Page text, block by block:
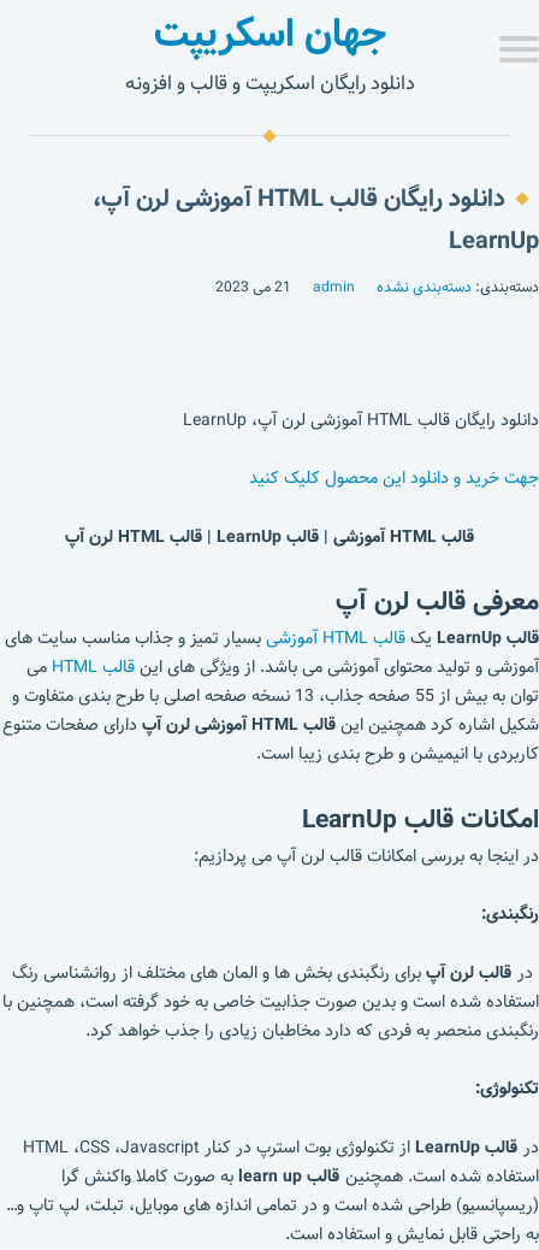
جهان اسکریپت
دانلود رایگان اسکریپت و قالب و افزونه
دانلود رایگان قالب HTML آموزشی لرن آپ،
LearnUp
دسته‌بندی: دسته‌بندی نشده admin 21 می 2023
دانلود رایگان قالب HTML آموزشی لرن آپ، LearnUp
جهت خرید و دانلود این محصول کلیک کنید
قالب HTML آموزشی | قالب LearnUp | قالب HTML لرن آپ
معرفی قالب لرن آپ
قالب LearnUp یکقالب HTML آموزشی
بسیار تمیز و جذاب مناسب سایت های
آموزشی و تولید محتوای آموزشی می باشد. از ویژگی های اینقالب HTML
می
توان به بیش از 55 صفحه جذاب، 13 نسخه صفحه اصلی با طرح بندی متفاوت و
شکیل اشاره کرد همچنین اینقالب HTML آموزشی لرن آپ
دارای صفحات متنوع
کاربردی با انیمیشن و طرح بندی زیبا است.
امکانات قالب LearnUp
در اینجا به بررسی امکانات قالب لرن آپ می پردازیم:
رنگبندی:
در قالب لرن آپبرای رنگبندی بخش ها و المان های مختلف از روانشناسی رنگ
استفاده شده است و بدین صورت جذابیت خاصی به خود گرفته است، همچنین با
رنگبندی منحصر به فردی که دارد مخاطبان زیادی را جذب خواهد کرد.
تکنولوژی:
در قالب LearnUp
از تکنولوژی بوت استرپ در کنار HTML ،CSS ،Javascript
استفاده شده است. همچنین قالب learn up
به صورت کاملا واکنش گرا
(ریسپانسیو) طراحی شده است و در تمامی اندازه های موبایل، تبلت، لپ تاپ و…
به راحتی قابل نمایش و استفاده است.